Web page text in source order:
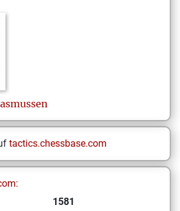
tactics.chessbase.com
1581